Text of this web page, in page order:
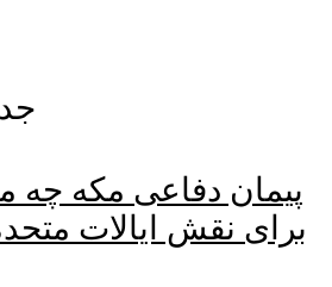
پیمان دفاعی مکه چه
برای نقش ایالات